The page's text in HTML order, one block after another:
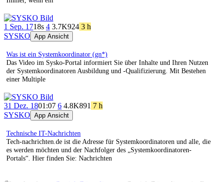
1 Sep. 1718s 4 3.7K924 3 h
SYSKO App Ansicht
Was ist ein Systemkoordinator (gn*)
Das Video im Sysko-Portal informiert Sie über Inhalte und Ihren Nutzen
der Systemkoordinatoren Ausbildung und -Qualifizierung. Mit Bestehen
einer Multiple
31 Dez. 1801:07 6 4.8K891 7 h
SYSKO App Ansicht
Technische IT-Nachrichten
Tech-nachrichten.de ist die Adresse für Systemkoordinatoren und alle, die
es werden möchten und der Nachfolger des „Systemkoordinatoren-
Portals“. Hier finden Sie: Nachrichten